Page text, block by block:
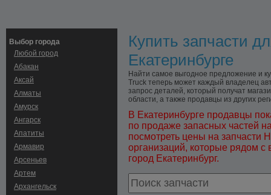
Выбор города
Любой город
Абакан
Аксай
Алматы
Амурск
Ангарск
Апатиты
Армавир
Арсеньев
Артем
Архангельск
Купить запчасти
Екатеринбурге
Найти самое выгодное предложение и
Truck теперь может каждый владелец
запрос деталей, который получат
области, а также продавцы из других
В Екатеринбурге продавцы
по продаже запасных частей
посмотреть цены на запчасти
организаций, которые рядом с
город Екатеринбург.